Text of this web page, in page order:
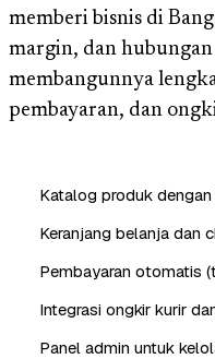
memberi bisnis di
margin, dan
membangunnya
pembayaran, dan
Katalog produk
Keranjang belanja dan
Pembayaran otomatis
Integrasi ongkir kurir
Panel admin untuk